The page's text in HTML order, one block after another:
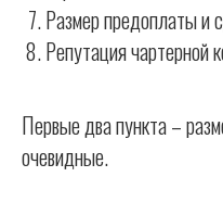
Размер предоплаты и
Репутация чартерной
Первые два пункта –
очевидные.